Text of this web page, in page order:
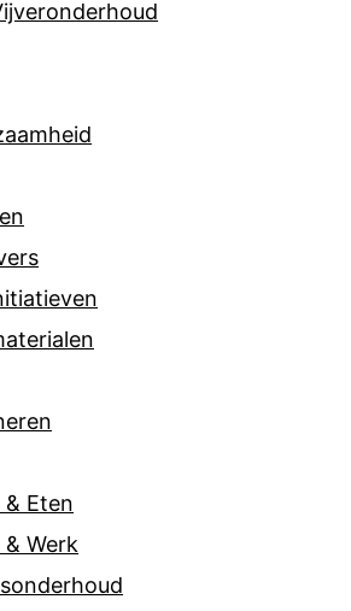
& Eten
Werk